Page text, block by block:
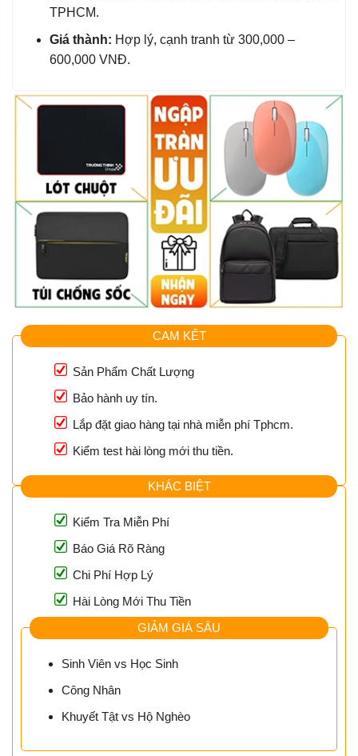
TPHCM.
Giá thành: Hợp lý, cạnh tranh từ 300,000 –
600,000 VNĐ.
CAM KẾT
Sản Phẩm Chất Lượng
Bảo hành uy tín.
Lắp đặt giao hàng tại nhà miễn phí Tphcm.
Kiểm test hài lòng mới thu tiền.
KHÁC BIỆT
Kiểm Tra Miễn Phí
Báo Giá Rõ Ràng
Chi Phí Hợp Lý
Hài Lòng Mới Thu Tiền
GIẢM GIÁ SÂU
Sinh Viên vs Học Sinh
Công Nhân
Khuyết Tật vs Hộ Nghèo